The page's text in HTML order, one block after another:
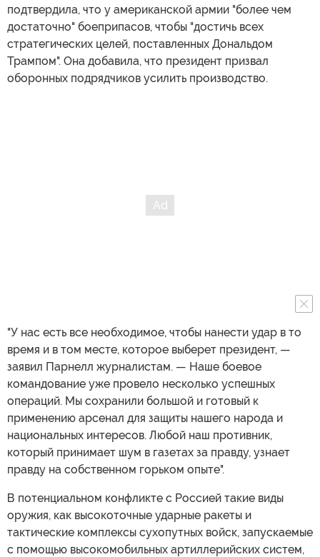
подтвердила, что у американской армии "более чем
достаточно" боеприпасов, чтобы "достичь всех
стратегических целей, поставленных Дональдом
Трампом". Она добавила, что президент призвал
оборонных подрядчиков усилить производство.
"У нас есть все необходимое, чтобы нанести удар в то
время и в том месте, которое выберет президент, —
заявил Парнелл журналистам. — Наше боевое
командование уже провело несколько успешных
операций. Мы сохранили большой и готовый к
применению арсенал для защиты нашего народа и
национальных интересов. Любой наш противник,
который принимает шум в газетах за правду, узнает
правду на собственном горьком опыте".
В потенциальном конфликте с Россией такие виды
оружия, как высокоточные ударные ракеты и
тактические комплексы сухопутных войск, запускаемые
с помощью высокомобильных артиллерийских систем,